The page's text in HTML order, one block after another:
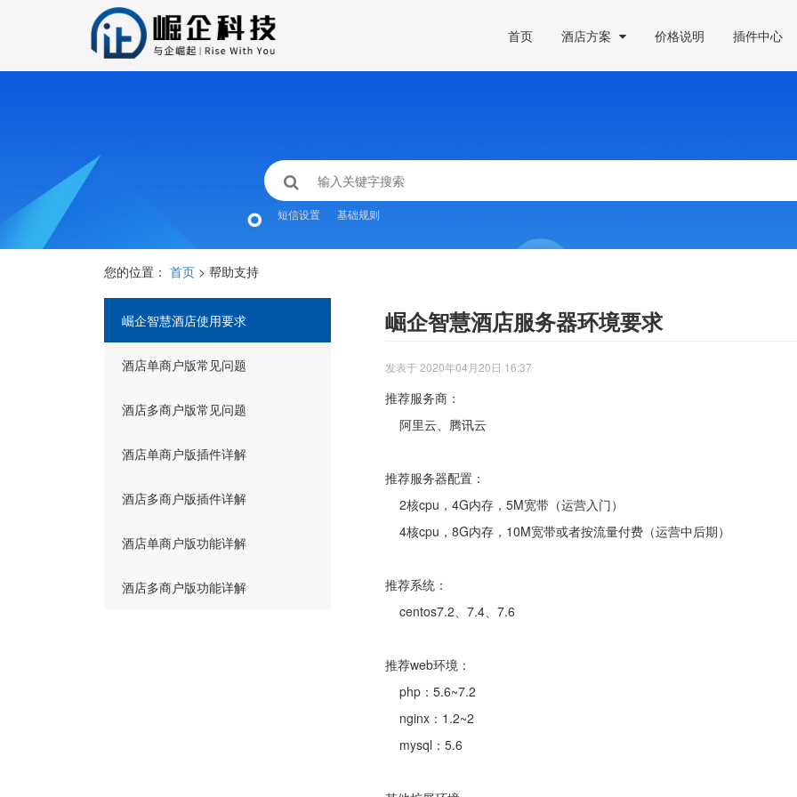
首页 酒店方案 价格说明 插件中心
短信设置 基础规则
您的位置： 首页 > 帮助支持
崛企智慧酒店使用要求
酒店单商户版常见问题
酒店多商户版常见问题
酒店单商户版插件详解
酒店多商户版插件详解
酒店单商户版功能详解
酒店多商户版功能详解
崛企智慧酒店服务器环境要求
发表于 2020年04月20日 16:37
推荐服务商：
阿里云、腾讯云
推荐服务器配置：
2核cpu，4G内存，5M宽带（运营入门）
4核cpu，8G内存，10M宽带或者按流量付费（运营中后期）
推荐系统：
centos7.2、7.4、7.6
推荐web环境：
php：5.6~7.2
nginx：1.2~2
mysql：5.6